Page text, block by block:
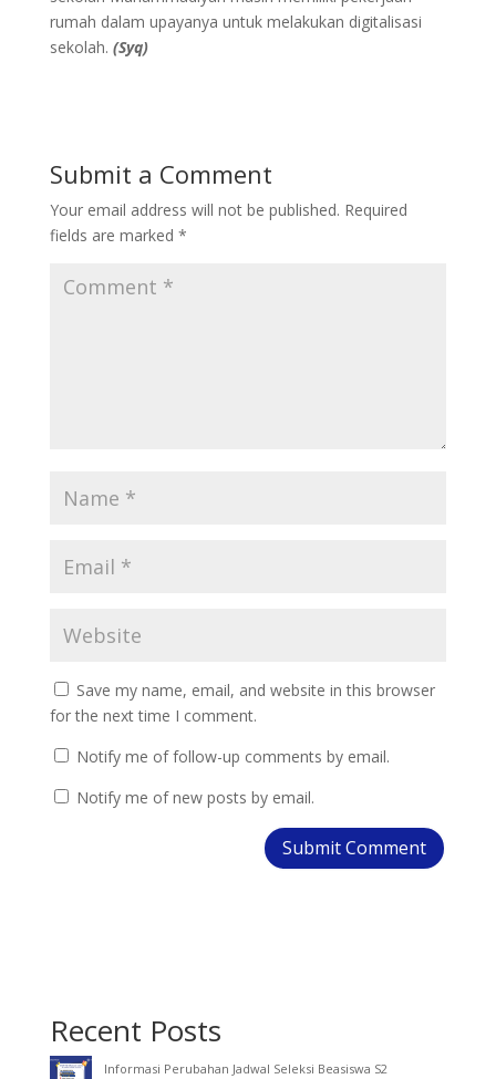
rumah dalam upayanya untuk melakukan digitalisasi
sekolah. (Syq)
Submit a Comment
Your email address will not be published. Required
fields are marked *
Save my name, email, and website in this browser
for the next time I comment.
Notify me of follow-up comments by email.
Notify me of new posts by email.
Recent Posts
Informasi Perubahan Jadwal Seleksi Beasiswa S2